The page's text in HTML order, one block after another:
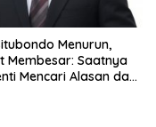
Menurun,
Membesar: Saatnya
Mencari Alasan dan